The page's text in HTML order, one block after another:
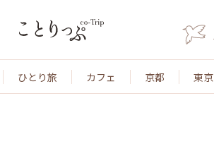
ひとり旅 カフェ 京都 東京